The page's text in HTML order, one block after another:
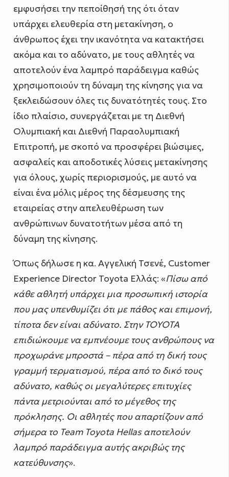
εμφυσήσει την πεποίθησή της ότι όταν
υπάρχει ελευθερία στη μετακίνηση, ο
άνθρωπος έχει την ικανότητα να κατακτήσει
ακόμα και το αδύνατο, με τους αθλητές να
αποτελούν ένα λαμπρό παράδειγμα καθώς
χρησιμοποιούν τη δύναμη της κίνησης για να
ξεκλειδώσουν όλες τις δυνατότητές τους. Στο
ίδιο πλαίσιο, συνεργάζεται με τη Διεθνή
Ολυμπιακή και Διεθνή Παραολυμπιακή
Επιτροπή, με σκοπό να προσφέρει βιώσιμες,
ασφαλείς και αποδοτικές λύσεις μετακίνησης
για όλους, χωρίς περιορισμούς, με αυτό να
είναι ένα μόλις μέρος της δέσμευσης της
εταιρείας στην απελευθέρωση των
ανθρώπινων δυνατοτήτων μέσα από τη
δύναμη της κίνησης.
Όπως δήλωσε η κα. Αγγελική Τσενέ, Customer
Experience Director Toyota Ελλάς: «Πίσω από
κάθε αθλητή υπάρχει μια προσωπική ιστορία
που μας υπενθυμίζει ότι με πάθος και επιμονή,
τίποτα δεν είναι αδύνατο. Στην ΤΟΥΟΤΑ
επιδιώκουμε να εμπνέουμε τους ανθρώπους να
προχωράνε μπροστά – πέρα από τη δική τους
γραμμή τερματισμού, πέρα από το δικό τους
αδύνατο, καθώς οι μεγαλύτερες επιτυχίες
πάντα μετριούνται από το μέγεθος της
πρόκλησης. Οι αθλητές που απαρτίζουν από
σήμερα το Team Toyota Hellasαποτελούν
λαμπρό παράδειγμα αυτής ακριβώς της
κατεύθυνσης».